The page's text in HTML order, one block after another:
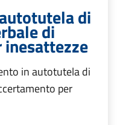
di
di
in autotutela di
per